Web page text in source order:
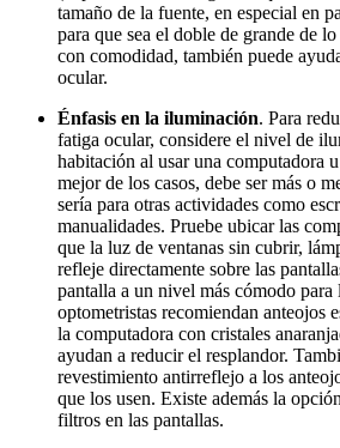
tamaño de la fuente, en especial en
para que sea el doble de grande de
con comodidad, también puede
ocular.
Énfasis en la iluminación. Para
fatiga ocular, considere el nivel de
habitación al usar una computadora
mejor de los casos, debe ser más o
sería para otras actividades como
manualidades. Pruebe ubicar las
que la luz de ventanas sin cubrir,
refleje directamente sobre las
pantalla a un nivel más cómodo
optometristas recomiendan anteojos
la computadora con cristales
ayudan a reducir el resplandor.
revestimiento antirreflejo a los
que los usen. Existe además la
filtros en las pantallas.